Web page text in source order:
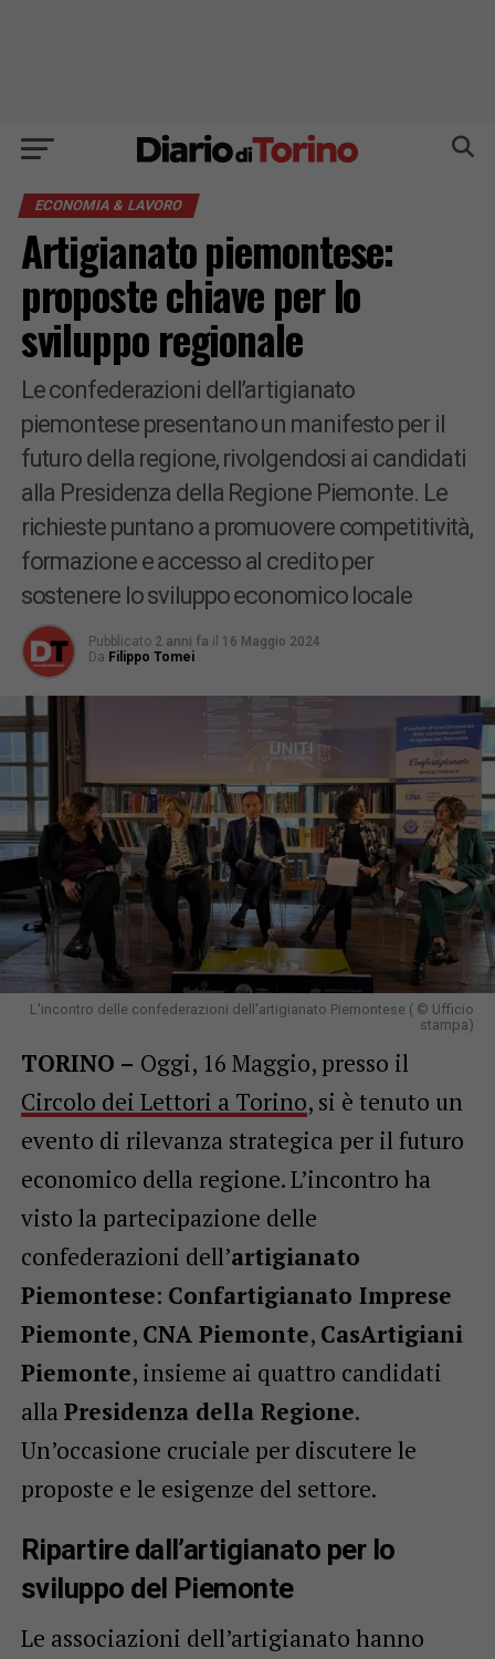
ECONOMIA & LAVORO
Artigianato piemontese:
proposte chiave per lo
sviluppo regionale
Le confederazioni dell’artigianato
piemontese presentano un manifesto per il
futuro della regione, rivolgendosi ai candidati
alla Presidenza della Regione Piemonte. Le
richieste puntano a promuovere competitività,
formazione e accesso al credito per
sostenere lo sviluppo economico locale
Pubblicato 2 anni fa il 16 Maggio 2024
Da Filippo Tomei
L'incontro delle confederazioni dell'artigianato Piemontese ( © Ufficio
stampa)
TORINO – Oggi, 16 Maggio, presso il
Circolo dei Lettori a Torino, si è tenuto un
evento di rilevanza strategica per il futuro
economico della regione. L’incontro ha
visto la partecipazione delle
confederazioni dell’artigianato
Piemontese: Confartigianato Imprese
Piemonte, CNA Piemonte, CasArtigiani
Piemonte, insieme ai quattro candidati
alla Presidenza della Regione.
Un’occasione cruciale per discutere le
proposte e le esigenze del settore.
Ripartire dall’artigianato per lo
sviluppo del Piemonte
Le associazioni dell’artigianato hanno